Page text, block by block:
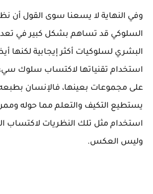
وفي النهاية لا يسعنا سوى القول أن
السلوكي قد تساهم بشكل كبير في
البشري لسلوكيات أكثر إيجابية لكنها
استخدام تقنياتها لاكتساب سلوك
على مجموعات بعينها، فالإنسان
يستطيع التكيف والتعلم مما حوله
استخدام مثل تلك النظريات لاكتساب
وليس العكس.